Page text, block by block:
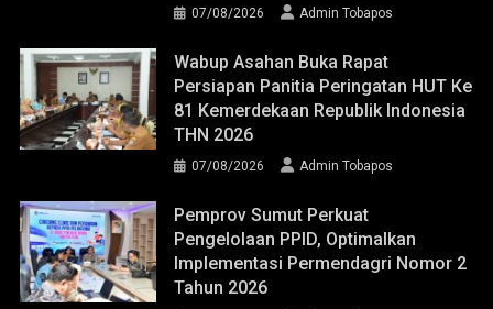
07/08/2026 Admin Tobapos
Wabup Asahan Buka Rapat
Persiapan Panitia Peringatan HUT Ke
81 Kemerdekaan Republik Indonesia
THN 2026
07/08/2026 Admin Tobapos
Pemprov Sumut Perkuat
Pengelolaan PPID, Optimalkan
Implementasi Permendagri Nomor 2
Tahun 2026